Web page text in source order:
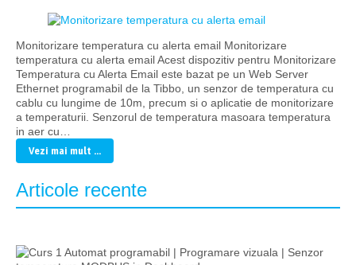
Monitorizare temperatura cu alerta email Monitorizare
temperatura cu alerta email Acest dispozitiv pentru Monitorizare
Temperatura cu Alerta Email este bazat pe un Web Server
Ethernet programabil de la Tibbo, un senzor de temperatura cu
cablu cu lungime de 10m, precum si o aplicatie de monitorizare
a temperaturii. Senzorul de temperatura masoara temperatura
in aer cu…
Vezi mai mult ...
Articole recente